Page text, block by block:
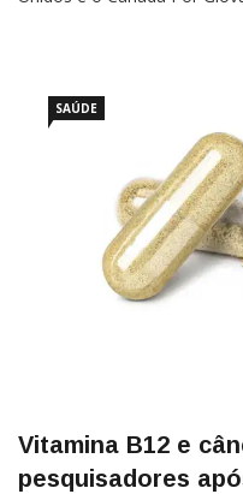
SAÚDE
Vitamina B12 e
pesquisadores